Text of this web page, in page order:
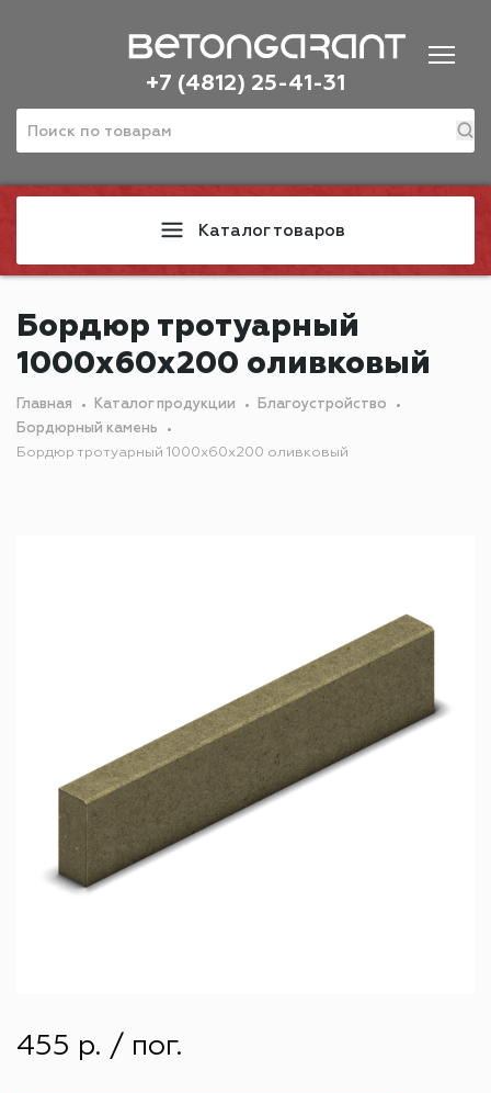
+7 (4812) 25-41-31
Каталог товаров
Бордюр тротуарный
1000х60х200 оливковый
Главная Каталог продукции
Благоустройство
Бордюрный камень
Бордюр тротуарный 1000х60х200 оливковый
455 р. / пог.